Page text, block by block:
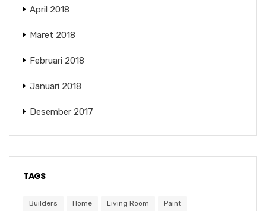
April 2018
Maret 2018
Februari 2018
Januari 2018
Desember 2017
TAGS
Builders Home Living Room Paint